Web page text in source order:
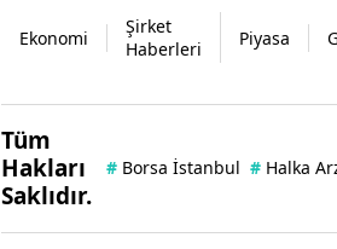
Ekonomi
Şirket
Haberleri
Piyasa
Tüm
Hakları
Saklıdır.
# Borsa İstanbul # Halka